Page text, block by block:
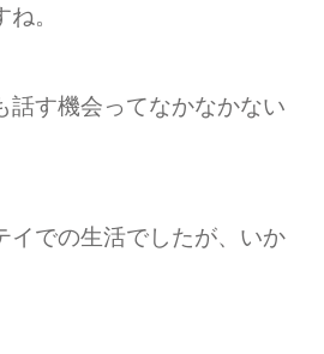
。
話す機会ってなかなかない
イでの生活でしたが、いか